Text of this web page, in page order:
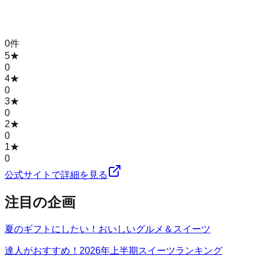
0件
5★
0
4★
0
3★
0
2★
0
1★
0
公式サイトで詳細を見る
注目の企画
夏のギフトにしたい！おいしいグルメ＆スイーツ
達人がおすすめ！2026年上半期スイーツランキング